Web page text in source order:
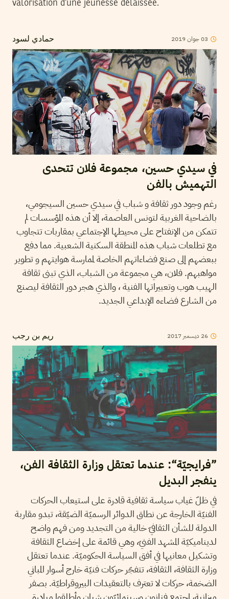
valorisation d’une jeunesse délaissée.
حمادي لسود 03جوان2019
في سيدي حسين، مجموعة فلان تتحدى
التهميش بالفن
رغم وجود دور ثقافة و شباب في سيدي حسين السيجومي،
بالضاحية الغربية لتونس العاصمة، إلا أن هذه المؤسسات لم
تتمكن من الإنفتاح على محيطها الإجتماعي بمقاربات تتجاوب
مع تطلعات شباب هذه المنطقة السكنية الشعبية. مما دفع
ببعضهم إلى صنع فضاءاتهم الخاصة لممارسة هوايتهم و تطوير
مواهبهم. فلان، هي مجموعة من الشباب، الذي تبنى ثقافة
الهيب هوب وتعبيراتها الفنية ، والذي هجر دور الثقافة ليصنع
من الشارع فضاءه الإبداعي الجديد.
ريم بن رجب 26 ديسمبر 2017
”فرايجيّة“: عندما تعتقل وزارة الثقافة الفن،
ينفجر البديل
في ظلّ غياب سياسة ثقافية قادرة على استيعاب الحركات
الفنيّة الخارجة عن نطاق الدوائر الرسميّة الضيّقة، تبدو مقاربة
الدولة للشأن الثقافيّ خالية من التجديد ومن فهم واضح
لديناميكيّة المشهد الفنيّ، وهي قائمة على إخضاع الثقافة
وتشكيل معانيها في أفق السياسة الحكوميّة. عندما تعتقل
وزارة الثقافة، الثقافة، تتفجّر حركات فنيّة خارج أسوار المباني
الضخمة، حركات لا تعترف بالتعقيدات البيروقراطيّة. بصفر